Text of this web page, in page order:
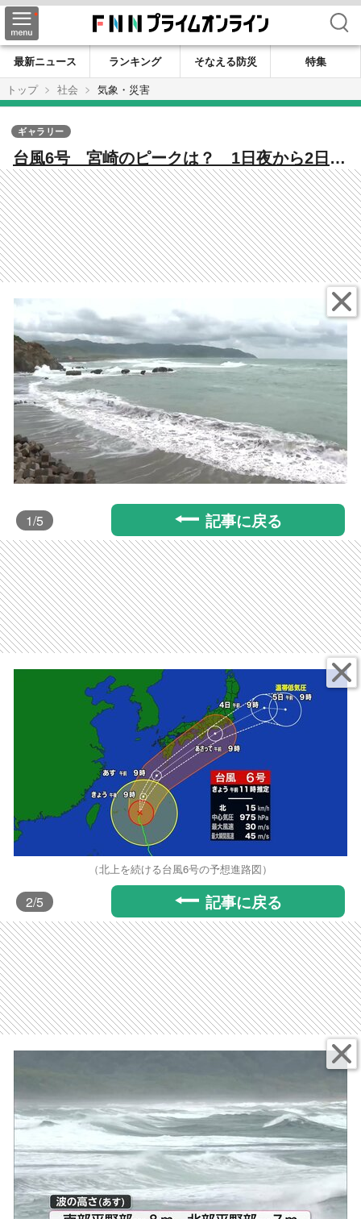
検索
最新ニュース ランキング そなえる防災
特集
トップ
社会 気象・災害
台風6号 宮崎のピークは？ 1日夜から2日に
かけて大雨に厳重警戒 JRは特急5本の運休を
決定 日南市の漁港では船の係留作業が急ピ
ッチで進む
ギャラリー
1/5 記事に戻る
（北上を続ける台風6号の予想進路図）
2/5 記事に戻る